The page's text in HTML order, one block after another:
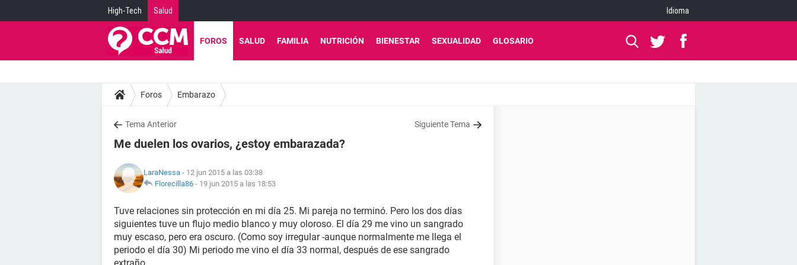
High-Tech Salud Idioma
FOROS SALUD FAMILIA NUTRICIÓN BIENESTAR SEXUALIDAD GLOSARIO
Foros Embarazo
Tema Anterior Siguiente Tema
Me duelen los ovarios, ¿estoy embarazada?
LaraNessa - 12 jun 2015 a las 03:38
Florecilla86 - 19 jun 2015 a las 18:53
Tuve relaciones sin protección en mi día 25. Mi pareja no terminó. Pero los dos días
siguientes tuve un flujo medio blanco y muy oloroso. El día 29 me vino un sangrado
muy escaso, pero era oscuro. (Como soy irregular -aunque normalmente me llega el
periodo el día 30) Mi periodo me vino el día 33 normal, después de ese sangrado